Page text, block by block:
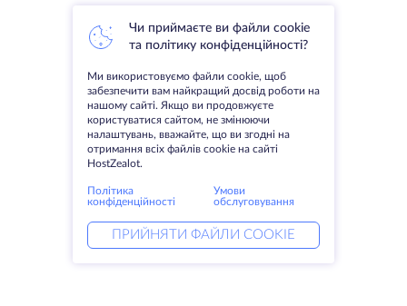
Чи приймаєте ви файли cookie
та політику конфіденційності?
Ми використовуємо файли cookie, щоб
забезпечити вам найкращий досвід роботи на
нашому сайті. Якщо ви продовжуєте
користуватися сайтом, не змінюючи
налаштувань, вважайте, що ви згодні на
отримання всіх файлів cookie на сайті
HostZealot.
Політика
конфіденційності
Умови
обслуговування
ПРИЙНЯТИ ФАЙЛИ COOKIE